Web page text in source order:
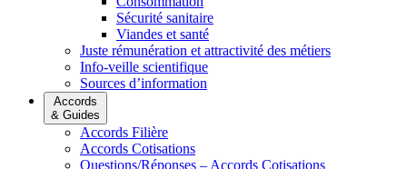
Sécurité sanitaire
Viandes et santé
Juste rémunération et attractivité des métiers
Info-veille scientifique
Sources d’information
Accords
& Guides
Accords Filière
Accords Cotisations
Questions/Réponses – Accords Cotisations